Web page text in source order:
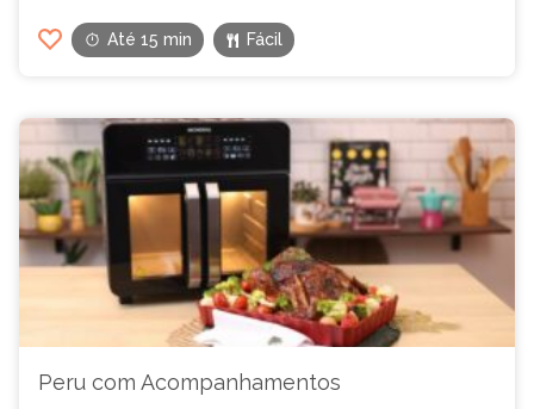
Até 15 min Fácil
Peru com Acompanhamentos